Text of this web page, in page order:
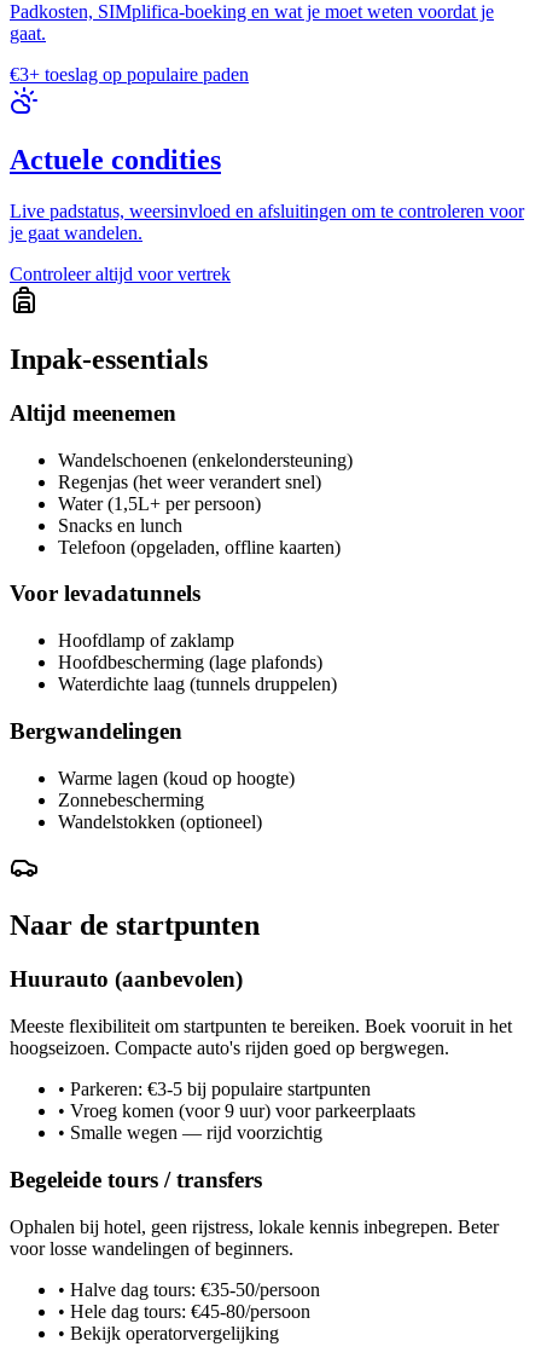
Padkosten, SIMplifica-boeking en wat je moet weten voordat je
gaat.
€3+ toeslag op populaire paden
Actuele condities
Live padstatus, weersinvloed en afsluitingen om te controleren voor
je gaat wandelen.
Controleer altijd voor vertrek
Inpak-essentials
Altijd meenemen
Wandelschoenen (enkelondersteuning)
Regenjas (het weer verandert snel)
Water (1,5L+ per persoon)
Snacks en lunch
Telefoon (opgeladen, offline kaarten)
Voor levadatunnels
Hoofdlamp of zaklamp
Hoofdbescherming (lage plafonds)
Waterdichte laag (tunnels druppelen)
Bergwandelingen
Warme lagen (koud op hoogte)
Zonnebescherming
Wandelstokken (optioneel)
Naar de startpunten
Huurauto (aanbevolen)
Meeste flexibiliteit om startpunten te bereiken. Boek vooruit in het
hoogseizoen. Compacte auto's rijden goed op bergwegen.
• Parkeren: €3-5 bij populaire startpunten
• Vroeg komen (voor 9 uur) voor parkeerplaats
• Smalle wegen — rijd voorzichtig
Begeleide tours / transfers
Ophalen bij hotel, geen rijstress, lokale kennis inbegrepen. Beter
voor losse wandelingen of beginners.
• Halve dag tours: €35-50/persoon
• Hele dag tours: €45-80/persoon
• Bekijk operatorvergelijking